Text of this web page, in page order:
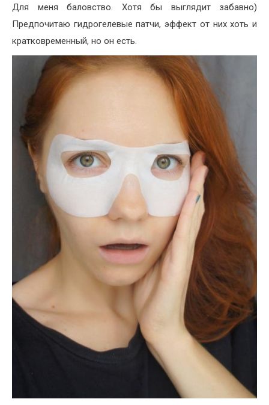
Для меня баловство. Хотя бы выглядит забавно)
Предпочитаю гидрогелевые патчи, эффект от них хоть и
кратковременный, но он есть.